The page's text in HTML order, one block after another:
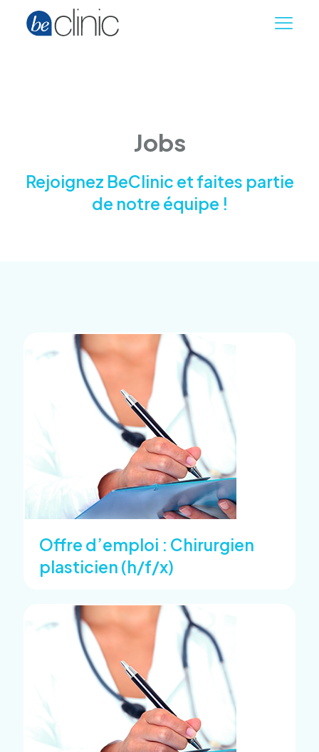
Jobs
Rejoignez BeClinic et faites partie
de notre équipe !
Offre d’emploi : Chirurgien
plasticien (h/f/x)